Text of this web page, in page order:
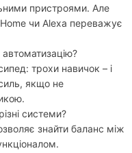
пристроями. Але
чи Alexa переважує
трохи навичок – і
якщо не
системи?
знайти баланс між